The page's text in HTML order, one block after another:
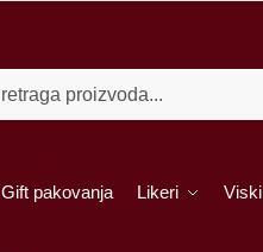
Gift pakovanja Likeri Viski